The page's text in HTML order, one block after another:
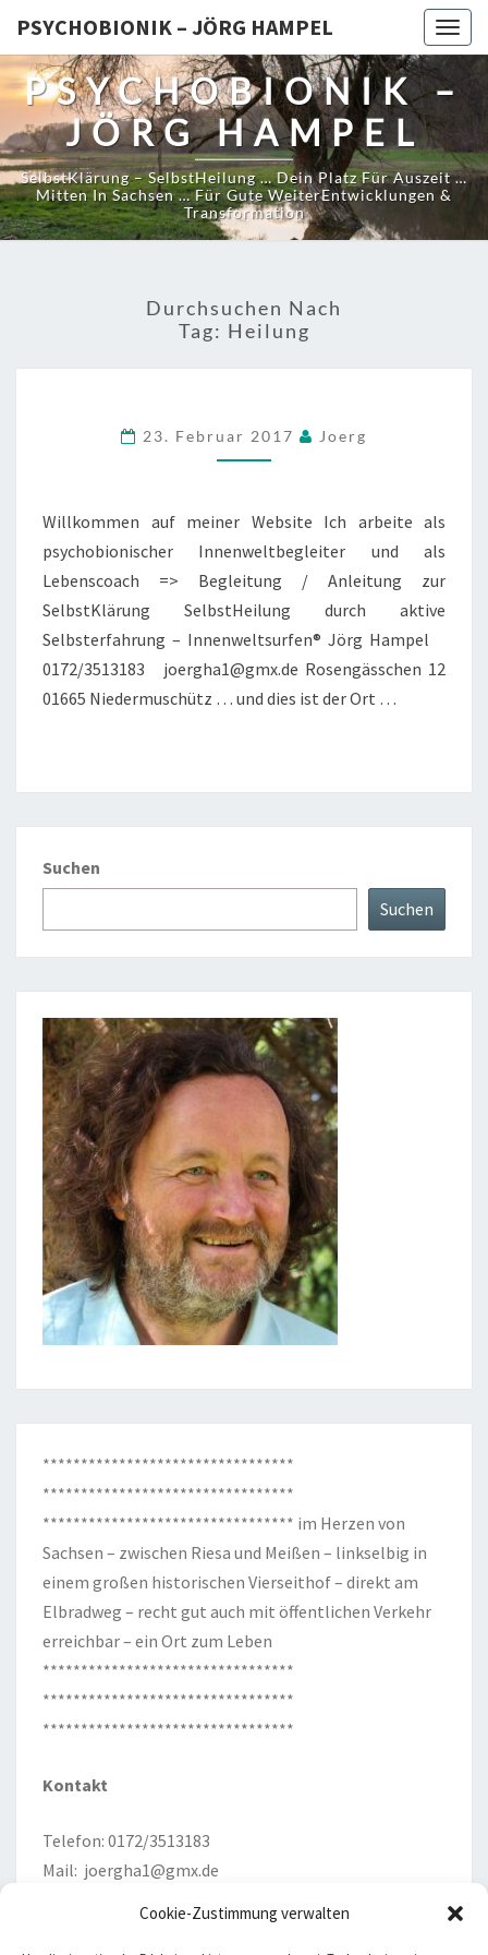
Cookie-Zustimmung verwalten
PSYCHOBIONIK – JÖRG HAMPEL
PSYCHOBIONIK –
JÖRG HAMPEL
SelbstKlärung – SelbstHeilung … Dein Platz Für Auszeit …
Mitten In Sachsen … Für Gute WeiterEntwicklungen &
Transformation
Durchsuchen Nach
Tag: Heilung
23. Februar 2017 Joerg
Willkommen auf meiner Website Ich arbeite als
psychobionischer Innenweltbegleiter und als
Lebenscoach => Begleitung / Anleitung zur
SelbstKlärung SelbstHeilung durch aktive
Selbsterfahrung – Innenweltsurfen® Jörg Hampel
0172/3513183 joergha1@gmx.de Rosengässchen 12
01665 Niedermuschütz … und dies ist der Ort …
Suchen
Suchen
*********************************
*********************************
********************************* im Herzen von
Sachsen – zwischen Riesa und Meißen – linkselbig in
einem großen historischen Vierseithof – direkt am
Elbradweg – recht gut auch mit öffentlichen Verkehr
erreichbar – ein Ort zum Leben
*********************************
*********************************
*********************************
Kontakt
Telefon: 0172/3513183
Mail: joergha1@gmx.de